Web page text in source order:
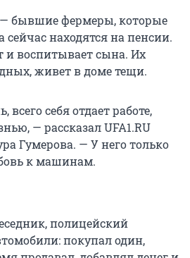
— бывшие фермеры, которые
сейчас находятся на пенсии.
и воспитывает сына. Их
живет в доме тещи.
себя отдает работе,
— рассказал UFA1.RU
Гумерова. — У него только
к машинам.
полицейский
покупал один,